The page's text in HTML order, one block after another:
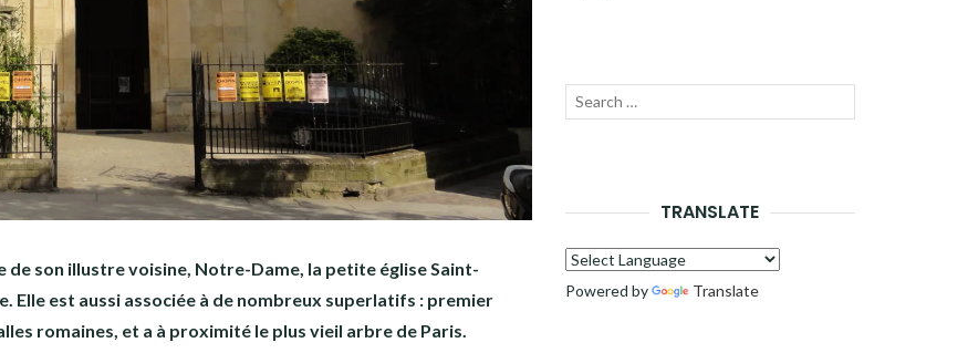
de son illustre voisine, Notre-Dame, la petite église Saint-
Elle est aussi associée à de nombreux superlatifs : premier
romaines, et a à proximité le plus vieil arbre de Paris.
Recherche
TRANSLATE
Powered by Translate